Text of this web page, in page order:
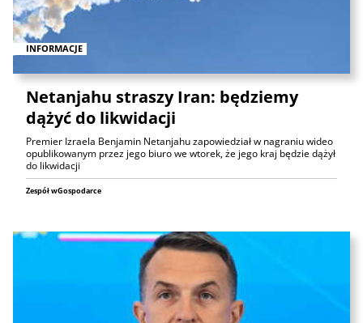
INFORMACJE
Netanjahu straszy Iran: będziemy
dążyć do likwidacji
Premier Izraela Benjamin Netanjahu zapowiedział w nagraniu wideo
opublikowanym przez jego biuro we wtorek, że jego kraj będzie dążył
do likwidacji
Zespół wGospodarce